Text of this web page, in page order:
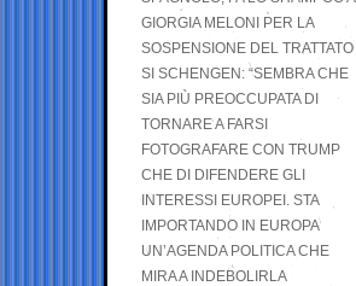
GIORGIA MELONI PER LA
SOSPENSIONE DEL TRATTATO
SI SCHENGEN: “SEMBRA CHE
SIA PIÙ PREOCCUPATA DI
TORNARE A FARSI
FOTOGRAFARE CON TRUMP
CHE DI DIFENDERE GLI
INTERESSI EUROPEI. STA
IMPORTANDO IN EUROPA
UN’AGENDA POLITICA CHE
MIRA A INDEBOLIRLA